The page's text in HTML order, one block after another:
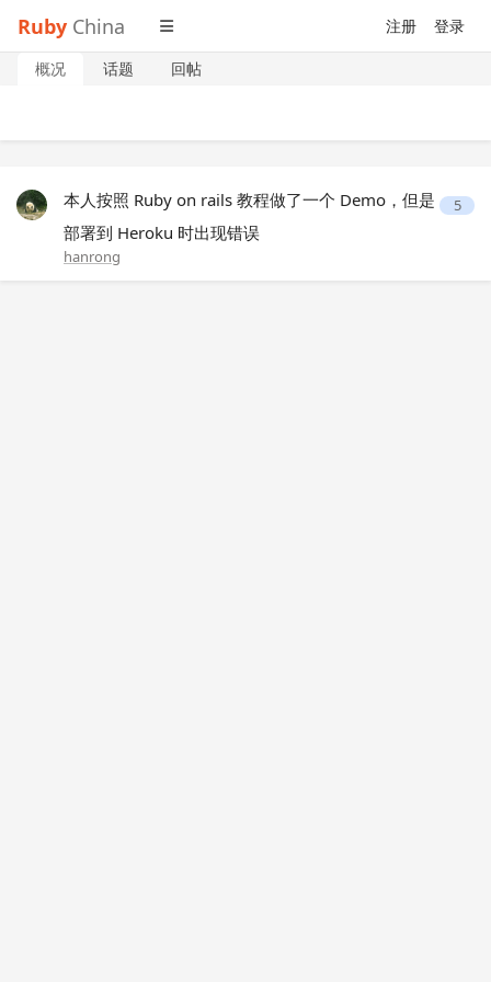
Ruby China 注册 登录
概况 话题 回帖
本人按照 Ruby on rails 教程做了一个 Demo，但是
部署到 Heroku 时出现错误
hanrong
5